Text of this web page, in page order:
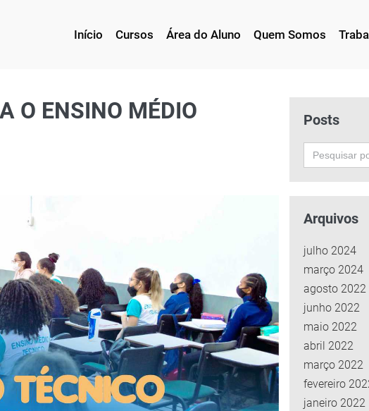
Início Cursos Área do Aluno Quem Somos
O ENSINO MÉDIO
Posts
Search
for:
Arquivos
julho 2024
março 2024
agosto 2022
junho 2022
maio 2022
abril 2022
março 2022
fevereiro
janeiro 2022